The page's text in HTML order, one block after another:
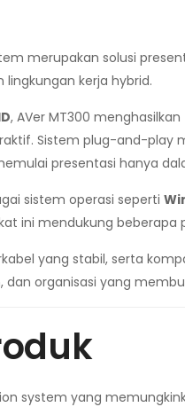
merupakan solusi
kerja hybrid.
, AVer MT300
Sistem plug-and-play
presentasi hanya
sistem operasi seperti
ini mendukung
yang stabil, serta
dan organisasi yang
system yang